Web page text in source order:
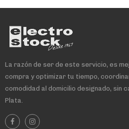
La razón de ser de este servicio, es
compra y optimizar tu tiempo,
comodidad al domicilio designado, sin
Plata.